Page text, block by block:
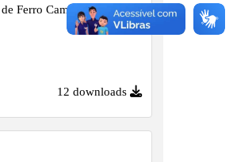
Ferro Campos do Jordão.
12 downloads